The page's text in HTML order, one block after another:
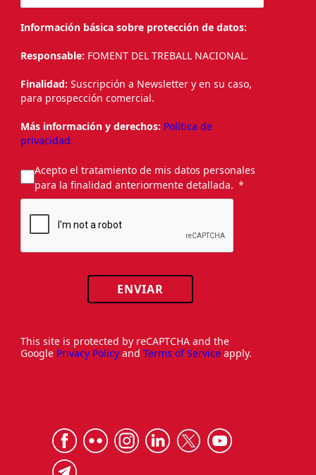
Información básica sobre protección de datos:
Responsable: FOMENT DEL TREBALL NACIONAL.
Finalidad: Suscripción a Newsletter y en su caso,
para prospección comercial.
Más información y derechos: Política de
privacidad.
Acepto el tratamiento de mis datos personales
para la finalidad anteriormente detallada.
ENVIAR
This site is protected by reCAPTCHA and the
Google Privacy Policy and Terms of Service apply.